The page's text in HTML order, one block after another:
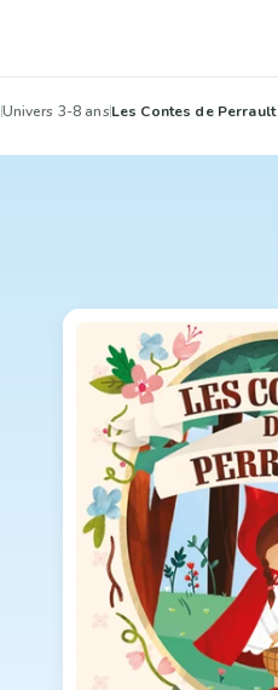
Univers 3-8 ansLes Contes de Perrault